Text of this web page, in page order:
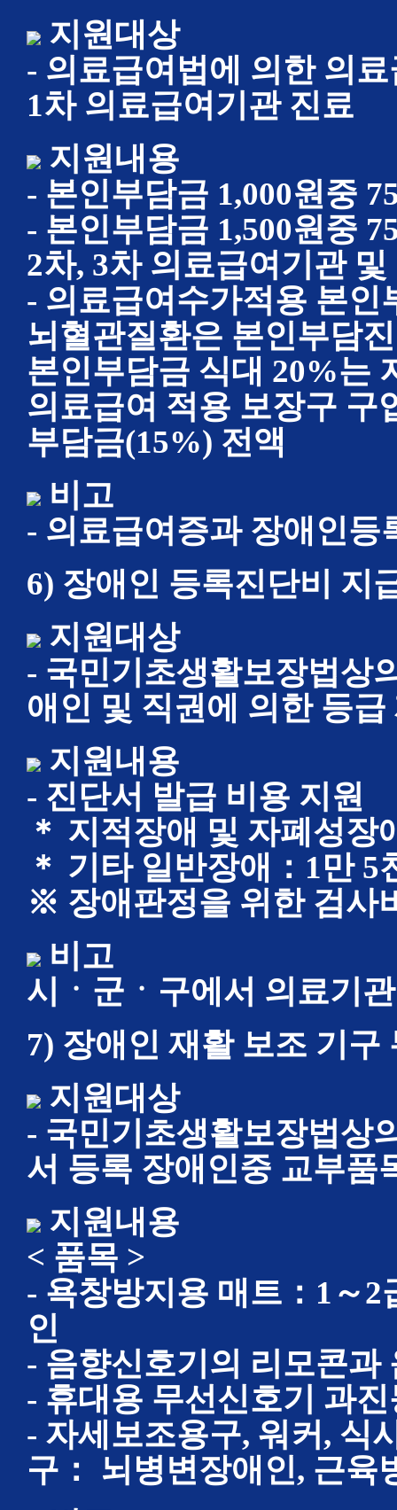
지원대상
- 의료급여법에 의한 의
1차 의료급여기관 진료
지원내용
- 본인부담금 1,000원중
- 본인부담금 1,500원중
2차, 3차 의료급여기관
- 의료급여수가적용 본인
뇌혈관질환은 본인부담
본인부담금 식대 20%는
의료급여 적용 보장구 구
부담금(15%) 전액
비고
- 의료급여증과 장애인등
6) 장애인 등록진단비 지
지원대상
- 국민기초생활보장법상
애인 및 직권에 의한 등
지원내용
- 진단서 발급 비용 지원
＊ 지적장애 및 자폐성장
＊ 기타 일반장애：1만 5
※ 장애판정을 위한 검사
비고
시ㆍ군ㆍ구에서 의료기
7) 장애인 재활 보조 기구
지원대상
- 국민기초생활보장법상
서 등록 장애인중 교부품
지원내용
< 품목 >
- 욕창방지용 매트：1～
인
- 음향신호기의 리모콘
- 휴대용 무선신호기 과
- 자세보조용구, 워커, 식
구： 뇌병변장애인, 근육